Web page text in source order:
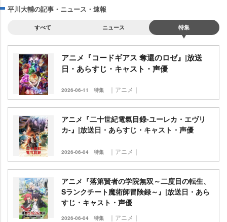
平川大輔の記事・ニュース・速報
すべて ニュース 特集
アニメ『コードギアス 奪還のロゼ』|放送
日・あらすじ・キャスト・声優
2026-06-11 特集 ｜アニメ｜
アニメ『二十世紀電氣目録-ユーレカ・エヴリ
カ-』|放送日・あらすじ・キャスト・声優
2026-06-04 特集 ｜アニメ｜
アニメ『落第賢者の学院無双～二度目の転生、
Sランクチート魔術師冒険録～』|放送日・あら
すじ・キャスト・声優
2026-06-04 特集 ｜アニメ｜